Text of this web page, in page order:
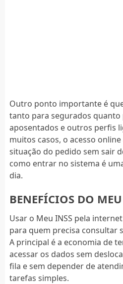
Outro ponto importante é
tanto para segurados quanto
aposentados e outros perfis
muitos casos, o acesso
situação do pedido sem sair
como entrar no sistema é
dia.
BENEFÍCIOS DO
Usar o Meu INSS pela
para quem precisa consultar
A principal é a economia de
acessar os dados sem
fila e sem depender de
tarefas simples.